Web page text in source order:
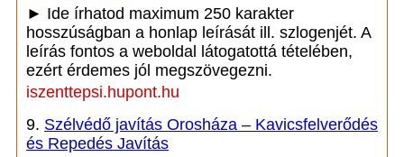
► Ide írhatod maximum 250 karakter
hosszúságban a honlap leírását ill. szlogenjét. A
leírás fontos a weboldal látogatottá tételében,
ezért érdemes jól megszövegezni.
iszenttepsi.hupont.hu
9. Szélvédő javítás Orosháza – Kavicsfelverődés
és Repedés Javítás